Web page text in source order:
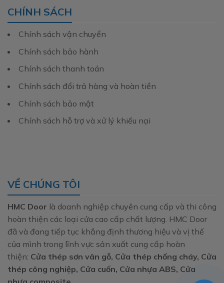
CHÍNH SÁCH
Chính sách vận chuyển
Chính sách bảo hành
Chính sách thanh toán
Chính sách đổi trả hàng và hoàn tiền
Chính sách bảo mật
Chính sách hỗ trợ và xử lý khiếu nại
VỀ CHÚNG TÔI
HMC Door là doanh nghiệp chuyên cung cấp và thi công
hoàn thiện các loại cửa cao cấp chất lượng. HMC Door
đã và đang tiếp tục khẳng định thương hiệu và vị thế
của mình trong lĩnh vực sản xuất cung cấp hoàn
thiện: Cửa thép sơn vân gỗ, Cửa thép chống cháy, Cửa
thép công nghiệp, Cửa cuốn, Cửa nhựa ABS, Cửa